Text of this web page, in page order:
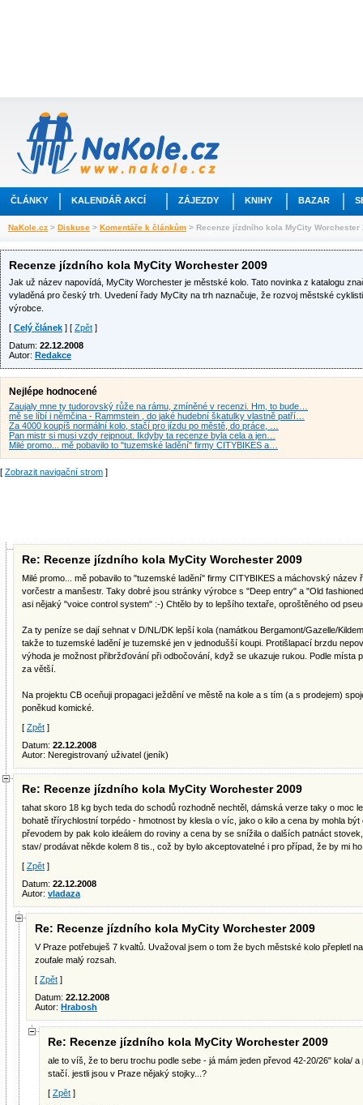
ČLÁNKY KALENDÁŘ AKCÍ ZÁJEZDY KNIHY BAZAR
NaKole.cz > Diskuse > Komentáře k článkům > Recenze jízdního kola MyCity Worchester
Recenze jízdního kola MyCity Worchester 2009
Jak už název napovídá, MyCity Worchester je městské kolo. Tato novinka z katalogu
vyladěná pro český trh. Uvedení řady MyCity na trh naznačuje, že rozvoj městské
výrobce.
[ Celý článek ] [ Zpět ]
Datum: 22.12.2008
Autor: Redakce
Nejlépe hodnocené
Zaujaly mne ty tudorovský růže na rámu, zmíněné v recenzi. Hm, to bude…
mě se líbí i němčina - Rammstein , do jaké hudební škatulky vlastně patří…
Za 4000 koupíš normální kolo, stačí pro jízdu po městě, do práce, …
Pan mistr si musi vzdy rejpnout. Ikdyby ta recenze byla cela a jen…
Milé promo... mě pobavilo to "tuzemské ladění" firmy CITYBIKES a…
[ Zobrazit navigační strom ]
Re: Recenze jízdního kola MyCity Worchester 2009
Milé promo... mě pobavilo to "tuzemské ladění" firmy CITYBIKES a máchovský název
vorčestr a manšestr. Taky dobré jsou stránky výrobce s "Deep entry" a "Old
asi nějaký "voice control system" :-) Chtělo by to lepšího textaře, oproštěného od
Za ty peníze se dají sehnat v D/NL/DK lepší kola (namátkou Bergamont/Gazelle/
takže to tuzemské ladění je tuzemské jen v jednodušší koupi. Protišlapací brzdu
výhoda je možnost přibržďování při odbočování, když se ukazuje rukou. Podle místa
za větší.
Na projektu CB oceňuji propagaci ježdění ve městě na kole a s tím (a s prodejem)
poněkud komické.
[ Zpět ]
Datum: 22.12.2008
Autor: Neregistrovaný uživatel (jeník)
Re: Recenze jízdního kola MyCity Worchester 2009
tahat skoro 18 kg bych teda do schodů rozhodně nechtěl, dámská verze taky o moc
bohatě třírychlostní torpédo - hmotnost by klesla o víc, jako o kilo a cena by mohla
převodem by pak kolo ideálem do roviny a cena by se snížila o dalších patnáct
stav/ prodávat někde kolem 8 tis., což by bylo akceptovatelné i pro případ, že by mi
[ Zpět ]
Datum: 22.12.2008
Autor: vladaza
Re: Recenze jízdního kola MyCity Worchester 2009
V Praze potřebuješ 7 kvaltů. Uvažoval jsem o tom že bych městské kolo přepletl
zoufale malý rozsah.
[ Zpět ]
Datum: 22.12.2008
Autor: Hrabosh
Re: Recenze jízdního kola MyCity Worchester 2009
ale to víš, že to beru trochu podle sebe - já mám jeden převod 42-20/26" kola/
stačí. jestli jsou v Praze nějaký stojky...?
[ Zpět ]